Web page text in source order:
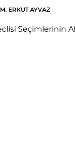
M. ERKUT AYVAZ